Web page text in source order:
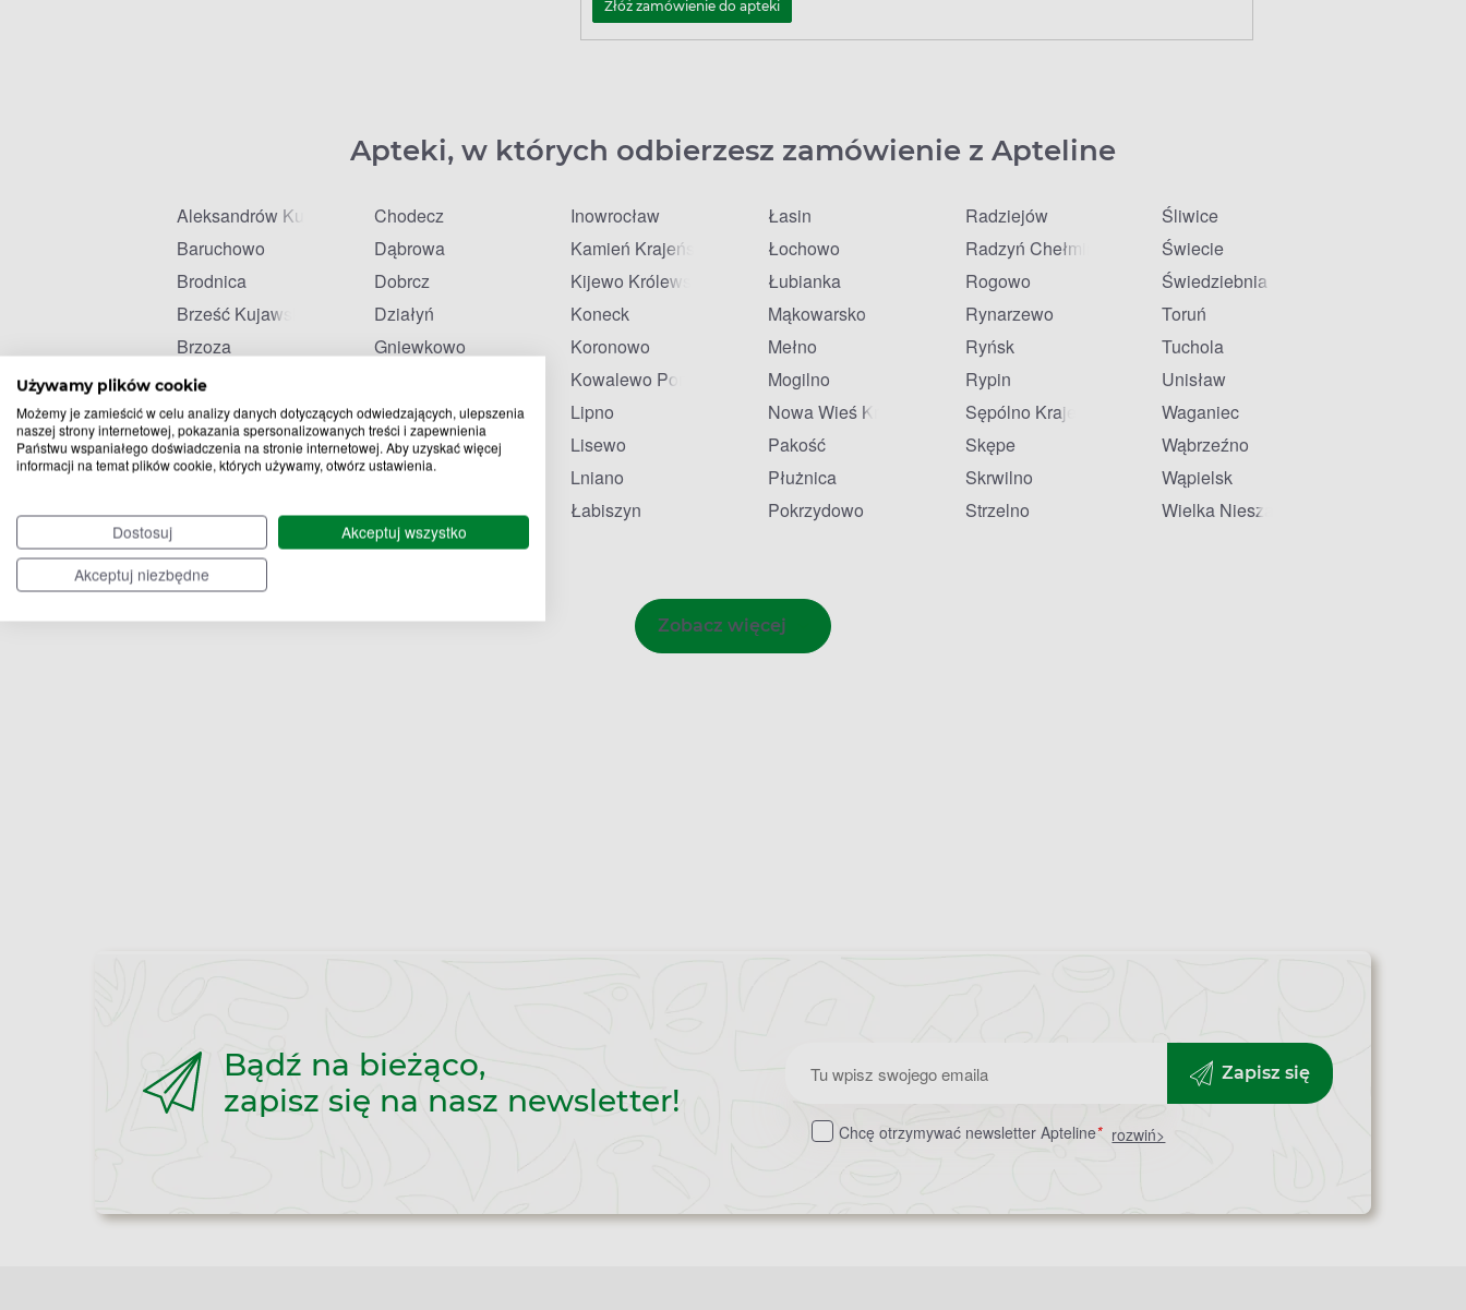
Używamy plików cookie
Możemy je zamieścić w celu analizy danych dotyczących odwiedzających, ulepszenia
naszej strony internetowej, pokazania spersonalizowanych treści i zapewnienia
Państwu wspaniałego doświadczenia na stronie internetowej. Aby uzyskać więcej
informacji na temat plików cookie, których używamy, otwórz ustawienia.
Dostosuj
Akceptuj wszystko
Akceptuj niezbędne
Złóż zamówienie do apteki
Apteki, w których odbierzesz zamówienie z Apteline
Aleksandrów Kujawski
Baruchowo
Brodnica
Brześć Kujawski
Brzoza
Bydgoszcz
Bysław
Bytoń
Chełmża
Choceń
Chodecz
Dąbrowa
Dobrcz
Działyń
Gniewkowo
Gostycyn
Górsk
Grudziądz
Gruta
Inowrocław
Kamień Krajeński
Kijewo Królewskie
Koneck
Koronowo
Kowalewo Pomorskie
Lipno
Lisewo
Lniano
Łabiszyn
Łasin
Łochowo
Łubianka
Mąkowarsko
Mełno
Mogilno
Nowa Wieś Królewska
Pakość
Płużnica
Pokrzydowo
Radziejów
Radzyń Chełmiński
Rogowo
Rynarzewo
Ryńsk
Rypin
Sępólno Krajeńskie
Skępe
Skrwilno
Strzelno
Śliwice
Świecie
Świedziebnia
Toruń
Tuchola
Unisław
Waganiec
Wąbrzeźno
Wąpielsk
Wielka Nieszawka
Zobacz więcej
Bądź na bieżąco,
zapisz się na nasz newsletter!
Zapisz
do
Zapisz się
Chcę otrzymywać newsletter Apteline* rozwiń>